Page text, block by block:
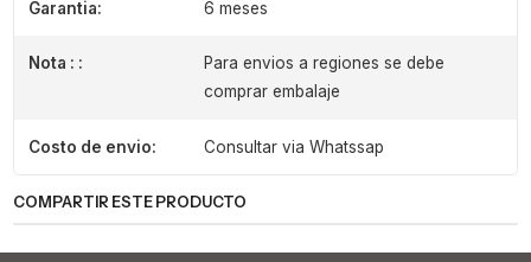
Garantia: 6 meses
Nota : :
Para envios a regiones se debe
comprar embalaje
Costo de envio: Consultar via Whatssap
COMPARTIR ESTE PRODUCTO